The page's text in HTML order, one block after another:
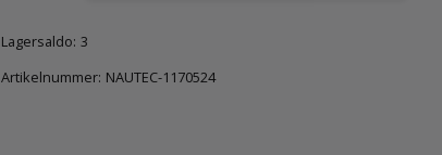
Lagersaldo: 3
Artikelnummer: NAUTEC-1170524